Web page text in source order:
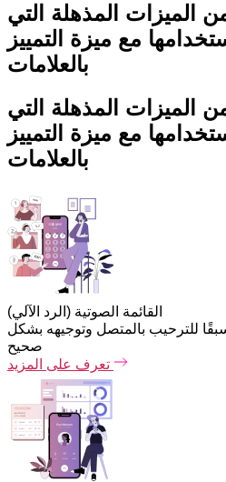
الميزات المذهلة التي
مع ميزة التمييز
بالعلامات
الميزات المذهلة التي
مع ميزة التمييز
بالعلامات
القائمة الصوتية (الرد الآلي)
للترحيب بالمتصل وتوجيهه بشكل
صحيح